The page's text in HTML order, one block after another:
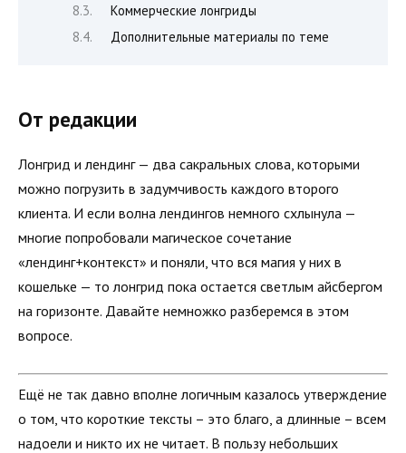
Коммерческие лонгриды
Дополнительные материалы по теме
От редакции
Лонгрид и лендинг — два сакральных слова, которыми
можно погрузить в задумчивость каждого второго
клиента. И если волна лендингов немного схлынула —
многие попробовали магическое сочетание
«лендинг+контекст» и поняли, что вся магия у них в
кошельке — то лонгрид пока остается светлым айсбергом
на горизонте. Давайте немножко разберемся в этом
вопросе.
Ещё не так давно вполне логичным казалось утверждение
о том, что короткие тексты – это благо, а длинные – всем
надоели и никто их не читает. В пользу небольших